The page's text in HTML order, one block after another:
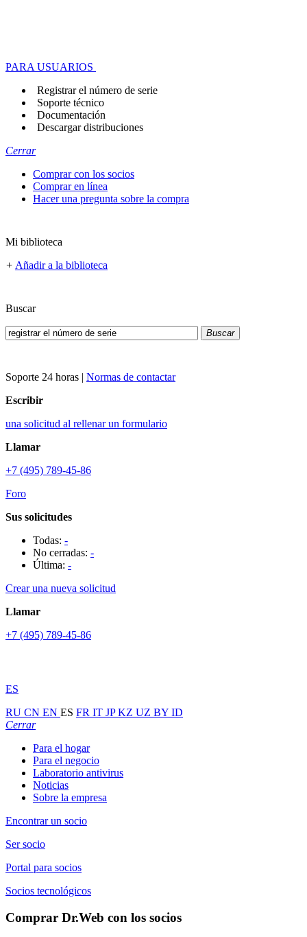
PARA USUARIOS
Registrar el número de serie
Soporte técnico
Documentación
Descargar distribuciones
Cerrar
Comprar con los socios
Comprar en línea
Hacer una pregunta sobre la compra
Mi biblioteca
+ Añadir a la biblioteca
Buscar
Buscar
Soporte 24 horas | Normas de contactar
Escribir
una solicitud al rellenar un formulario
Llamar
+7 (495) 789-45-86
Foro
Sus solicitudes
Todas: -
No cerradas: -
Última: -
Crear una nueva solicitud
Llamar
+7 (495) 789-45-86
ES
RU CN EN ES FR IT JPKZ UZ BY ID
Cerrar
Para el hogar
Para el negocio
Laboratorio antivirus
Noticias
Sobre la empresa
Encontrar un socio
Ser socio
Portal para socios
Socios tecnológicos
Comprar Dr.Web con los socios